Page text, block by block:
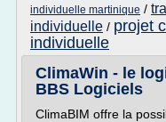
individuelle martinique /
individuelle / projet
individuelle
ClimaWin - le
BBS Logiciels
ClimaBIM offre la